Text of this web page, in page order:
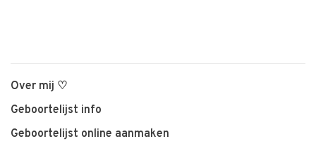
Over mij ♡
Geboortelijst info
Geboortelijst online aanmaken